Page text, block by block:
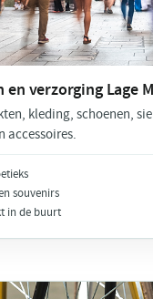
en verzorging Lage
kleding, schoenen,
accessoires.
souvenirs
in de buurt